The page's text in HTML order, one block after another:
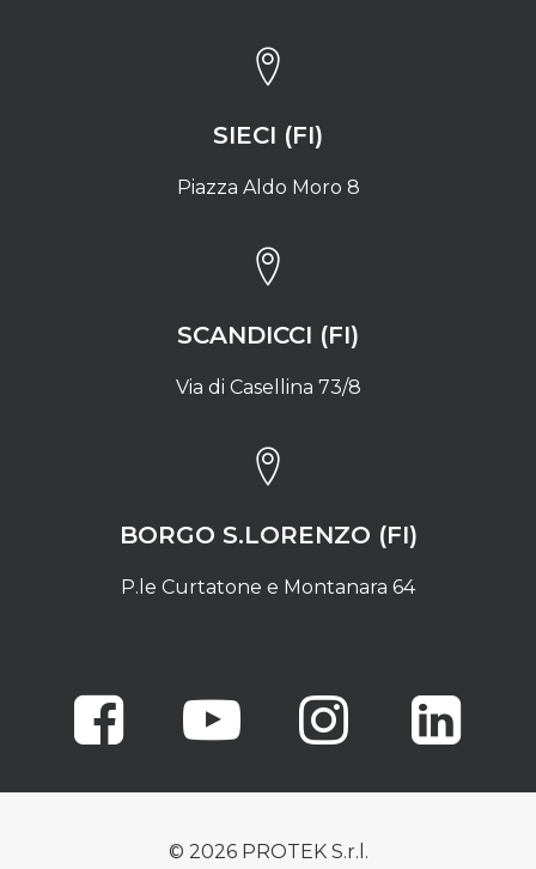
SIECI (FI)
Piazza Aldo Moro 8
SCANDICCI (FI)
Via di Casellina 73/8
BORGO S.LORENZO (FI)
P.le Curtatone e Montanara 64
© 2026 PROTEK S.r.l.